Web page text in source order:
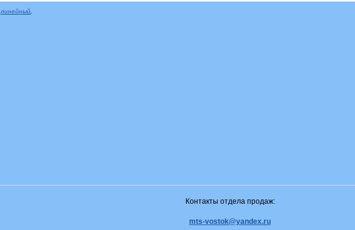
линейный
Контакты отдела продаж:
mts-vostok@yandex.ru